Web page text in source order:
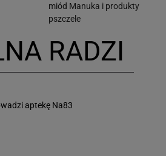
miód Manuka i produkty
pszczele
RADZI
aptekę Na83